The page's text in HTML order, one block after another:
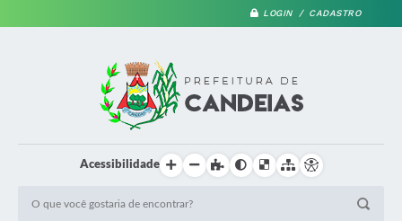
LOGIN / CADASTRO
Acessibilidade